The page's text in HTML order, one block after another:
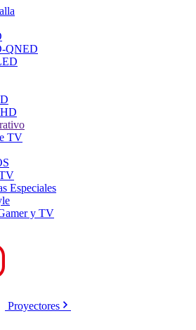
QNED
TV
Especiales
y TV
Proyectores